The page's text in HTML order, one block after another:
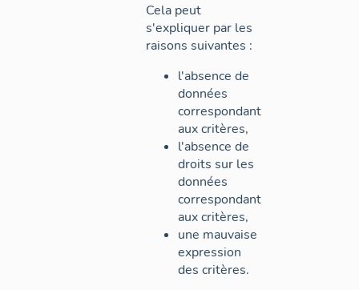
Cela peut
s'expliquer par les
raisons suivantes :
l'absence de
données
correspondant
aux critères,
l'absence de
droits sur les
données
correspondant
aux critères,
une mauvaise
expression
des critères.